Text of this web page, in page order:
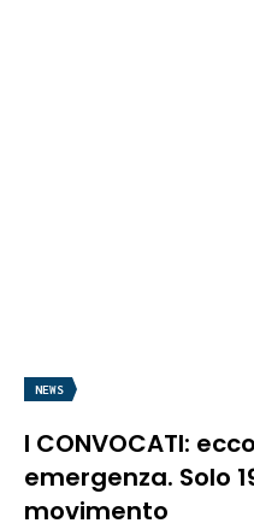
NEWS
I CONVOCATI:
emergenza. Solo
movimento